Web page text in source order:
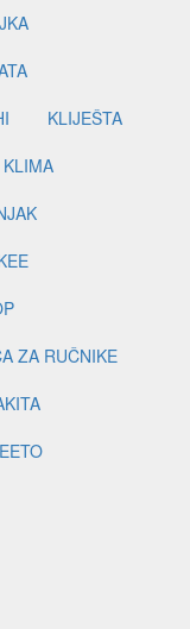
KLIJEŠTA
ZA RUČNIKE